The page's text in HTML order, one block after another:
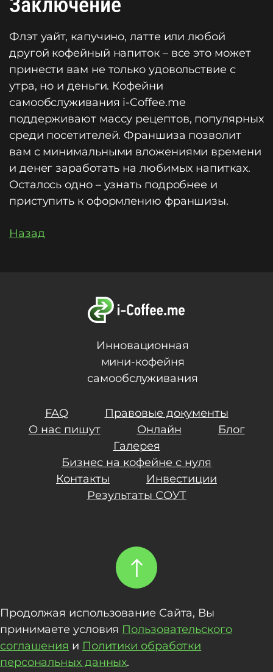
Флэт уайт, капучино, латте или любой
другой кофейный напиток – все это может
принести вам не только удовольствие с
утра, но и деньги. Кофейни
самообслуживания i-Coffee.me
поддерживают массу рецептов, популярных
среди посетителей. Франшиза позволит
вам с минимальными вложениями времени
и денег заработать на любимых напитках.
Осталось одно – узнать подробнее и
приступить к оформлению франшизы.
Назад
Инновационная
мини-кофейня
самообслуживания
FAQ
Правовые документы
О нас пишут
Онлайн
Блог
Галерея
Бизнес на кофейне с нуля
Контакты
Инвестиции
Результаты СОУТ
Продолжая использование Сайта, Вы
принимаете условия Пользовательского
соглашения и Политики обработки
персональных данных.